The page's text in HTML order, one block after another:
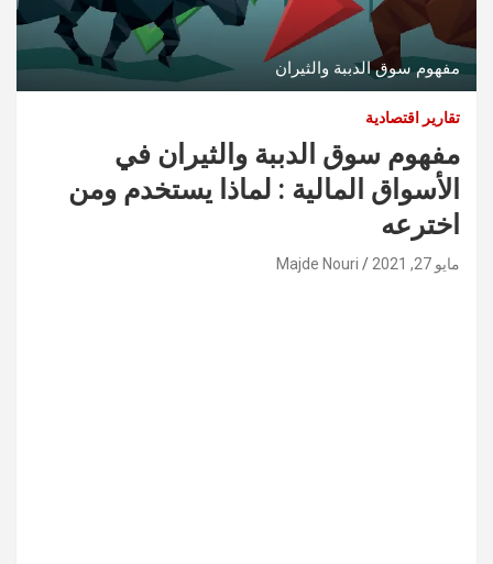
مفهوم سوق الدببة والثيران
تقارير اقتصادية
مفهوم سوق الدببة والثيران في
الأسواق المالية : لماذا يستخدم ومن
اخترعه
مايو 27, 2021 Majde Nouri